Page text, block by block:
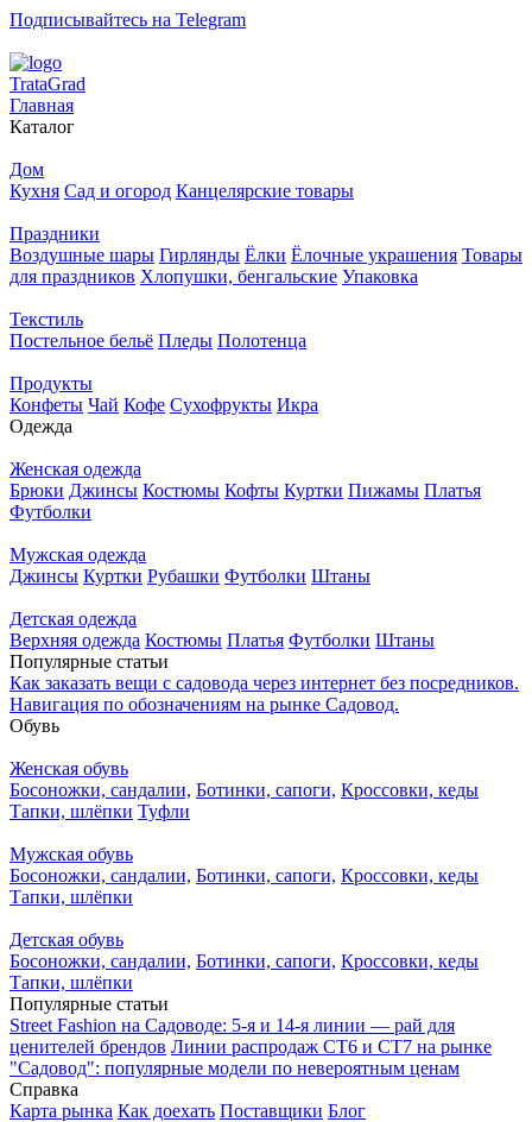
Подписывайтесь на Telegram
TrataGrad
Главная
Каталог
Дом
Кухня Сад и огород Канцелярские товары
Праздники
Воздушные шары Гирлянды Ёлки Ёлочные украшения Товары
для праздников Хлопушки, бенгальские Упаковка
Текстиль
Постельное бельё Пледы Полотенца
Продукты
Конфеты Чай Кофе Сухофрукты Икра
Одежда
Женская одежда
Брюки Джинсы Костюмы Кофты Куртки Пижамы Платья
Футболки
Мужская одежда
Джинсы Куртки Рубашки Футболки Штаны
Детская одежда
Верхняя одежда Костюмы Платья Футболки Штаны
Популярные статьи
Как заказать вещи с садовода через интернет без посредников.
Навигация по обозначениям на рынке Садовод.
Обувь
Женская обувь
Босоножки, сандалии, Ботинки, сапоги, Кроссовки, кеды
Тапки, шлёпки Туфли
Мужская обувь
Босоножки, сандалии, Ботинки, сапоги, Кроссовки, кеды
Тапки, шлёпки
Детская обувь
Босоножки, сандалии, Ботинки, сапоги, Кроссовки, кеды
Тапки, шлёпки
Популярные статьи
Street Fashion на Садоводе: 5-я и 14-я линии — рай для
ценителей брендов Линии распродаж СТ6 и СТ7 на рынке
"Садовод": популярные модели по невероятным ценам
Справка
Карта рынка Как доехать Поставщики Блог